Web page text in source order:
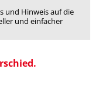
und Hinweis auf die
und einfacher